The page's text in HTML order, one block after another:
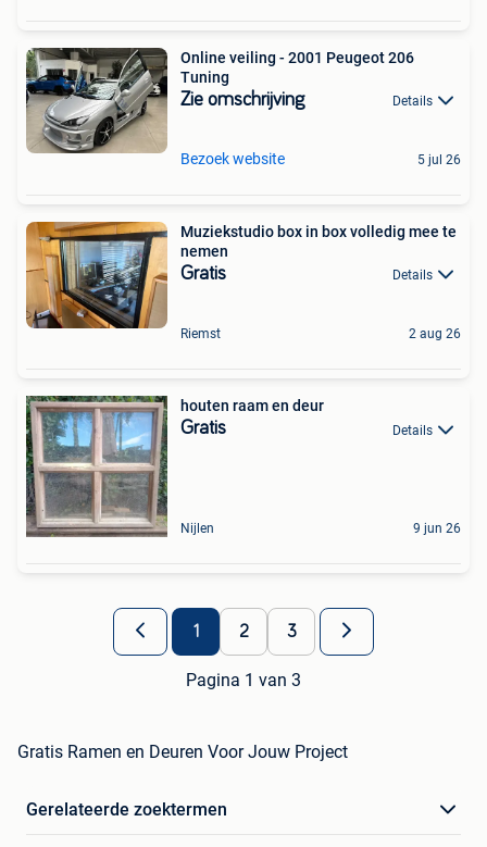
Online veiling - 2001 Peugeot 206
Tuning
Zie omschrijving Details
Bezoek website 5 jul 26
Muziekstudio box in box volledig mee te
nemen
Gratis Details
Riemst 2 aug 26
houten raam en deur
Gratis Details
Nijlen 9 jun 26
1 2 3
Pagina 1 van 3
Gratis Ramen en Deuren Voor Jouw Project
Gerelateerde zoektermen